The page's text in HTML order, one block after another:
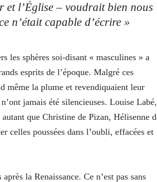
et l’Église – voudrait bien nous
n’était capable d’écrire »
les sphères soi-disant « masculines » a
esprits de l’époque. Malgré ces
même la plume et revendiquaient leur
jamais été silencieuses. Louise Labé,
que Christine de Pizan, Hélisenne
celles poussées dans l’oubli, effacées et
la Renaissance. Ce n’est pas sans